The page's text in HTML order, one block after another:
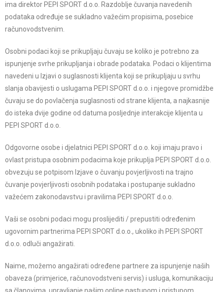
ima direktor PEPI SPORT d.o.o. Razdoblje čuvanja navedenih
podataka određuje se sukladno važećim propisima, posebice
računovodstvenim.
Osobni podaci koji se prikupljaju čuvaju se koliko je potrebno za
ispunjenje svrhe prikupljanja i obrade podataka. Podaci o klijentima
navedeni u Izjavi o suglasnosti klijenta koji se prikupljaju u svrhu
slanja obavijesti o uslugama PEPI SPORT d.o.o. i njegove promidžbe
čuvaju se do povlačenja suglasnosti od strane klijenta, a najkasnije
do isteka dvije godine od datuma posljednje interakcije klijenta u
PEPI SPORT d.o.o.
Odgovorne osobe i djelatnici PEPI SPORT d.o.o. koji imaju pravo i
ovlast pristupa osobnim podacima koje prikuplja PEPI SPORT d.o.o.
obvezuju se potpisom Izjave o čuvanju povjerljivosti na trajno
čuvanje povjerljivosti osobnih podataka i postupanje sukladno
važećem zakonodavstvu i pravilima PEPI SPORT d.o.o.
Vaši se osobni podaci mogu proslijediti / prepustiti određenim
ugovornim partnerima PEPI SPORT d.o.o., ukoliko ih PEPI SPORT
d.o.o. odluči angažirati.
Naime, možemo angažirati određene partnere za ispunjenje naših
obaveza (primjerice, računovodstveni servis) i usluga, komunikaciju